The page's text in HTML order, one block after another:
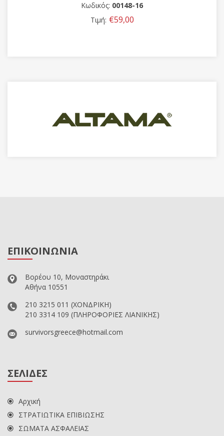
Κωδικός: 00148-16
Τιμή: €59,00
ΕΠΙΚΟΙΝΩΝΙΑ
Βορέου 10, Μοναστηράκι
Αθήνα 10551
210 3215 011 (ΧΟΝΔΡΙΚΗ)
210 3314 109 (ΠΛΗΡΟΦΟΡΙΕΣ ΛΙΑΝΙΚΗΣ)
survivorsgreece@hotmail.com
ΣΕΛΙΔΕΣ
Αρχική
ΣΤΡΑΤΙΩΤΙΚΑ ΕΠΙΒΙΩΣΗΣ
ΣΩΜΑΤΑ ΑΣΦΑΛΕΙΑΣ